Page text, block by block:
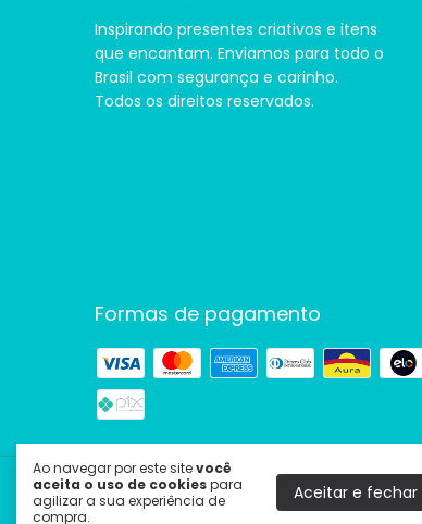
Ao navegar por este sitevocê
aceita o uso de cookiespara
agilizar a sua experiência de
compra.
Aceitar e fechar
Inspirando presentes criativos e itens
que encantam. Enviamos para todo o
Brasil com segurança e carinho.
Todos os direitos reservados.
Formas de pagamento
Cine Couple | Presentes Criativos
©2026. Cine Couple Produtos Criativos LTDA -